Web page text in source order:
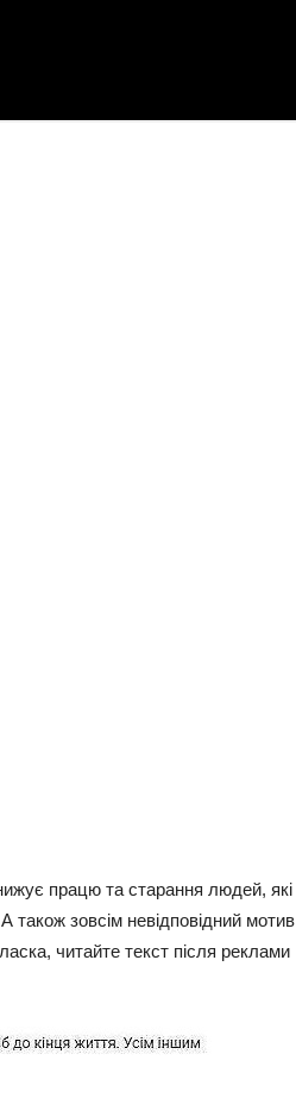
працю та старання людей, які
зовсім невідповідний мотив
читайте текст після реклами